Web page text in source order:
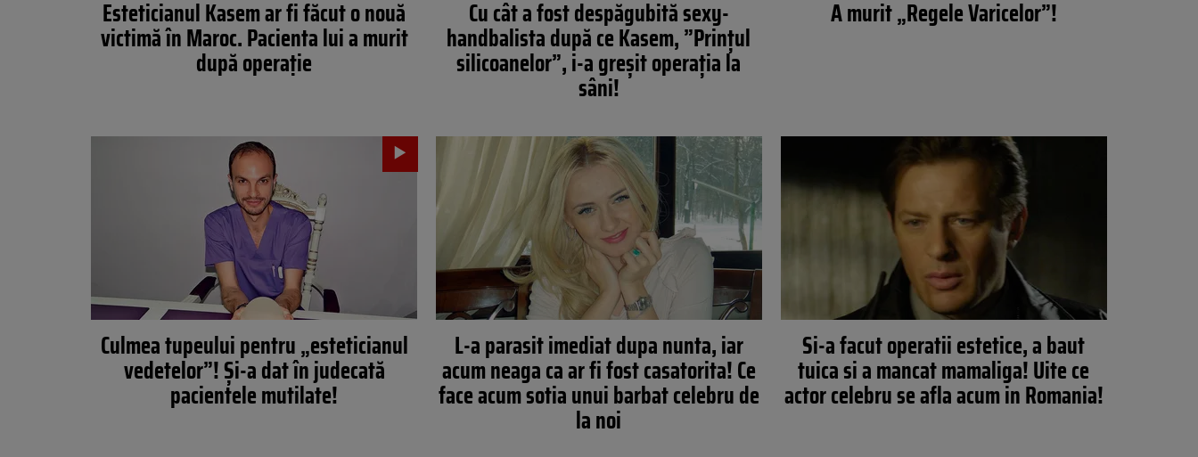
Esteticianul Kasem ar fi făcut o nouă
victimă în Maroc. Pacienta lui a murit
după operație
Cu cât a fost despăgubită sexy-
handbalista după ce Kasem, ”Prințul
silicoanelor”, i-a greșit operația la
sâni!
A murit „Regele Varicelor”!
Culmea tupeului pentru „esteticianul
vedetelor”! Şi-a dat în judecată
pacientele mutilate!
L-a parasit imediat dupa nunta, iar
acum neaga ca ar fi fost casatorita! Ce
face acum sotia unui barbat celebru de
la noi
Si-a facut operatii estetice, a baut
tuica si a mancat mamaliga! Uite ce
actor celebru se afla acum in Romania!